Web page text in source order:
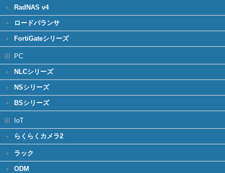
RadNAS v4
ロードバランサ
FortiGateシリーズ
PC
NLCシリーズ
NSシリーズ
BSシリーズ
IoT
らくらくカメラ2
ラック
ODM